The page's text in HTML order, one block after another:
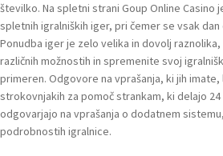
številko. Na spletni strani Goup Online Casino
spletnih igralniških iger, pri čemer se vsak
Ponudba iger je zelo velika in dovolj
različnih možnostih in spremenite svoj
primeren. Odgovore na vprašanja, ki jih
strokovnjakih za pomoč strankam, ki delajo
odgovarjajo na vprašanja o dodatnem
podrobnostih igralnice.